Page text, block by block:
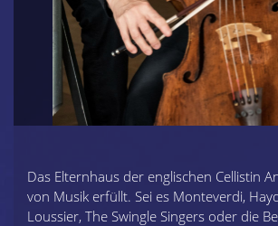
Das Elternhaus der englischen Cellistin
von Musik erfüllt. Sei es Monteverdi,
Loussier, The Swingle Singers oder die